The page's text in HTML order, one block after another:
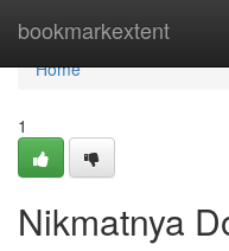
bookmarkextent
Home
Home
1
Nikmatnya